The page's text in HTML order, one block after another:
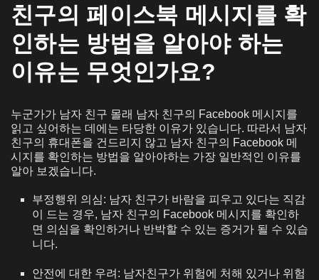
친구의 페이스북 메시지를 확
인하는 방법을 알아야 하는
이유는 무엇인가요?
누군가가 남자 친구 몰래 남자 친구의 Facebook 메시지를
읽고 싶어하는 데에는 타당한 이유가 있습니다. 따라서 남자
친구의 휴대폰을 건드리지 않고 남자 친구의 Facebook 메
시지를 확인하는 방법을 알아야하는 가장 일반적인 이유를
알아 보겠습니다.
부정행위 의심: 남자 친구가 바람을 피우고 있다는 직감
이 드는 경우, 남자 친구의 Facebook 메시지를 확인하
면 의심을 확인하거나 반박할 수 있는 증거가 될 수 있습
니다.
안전에 대한 우려: 남자친구가 위험에 처해 있거나 위험